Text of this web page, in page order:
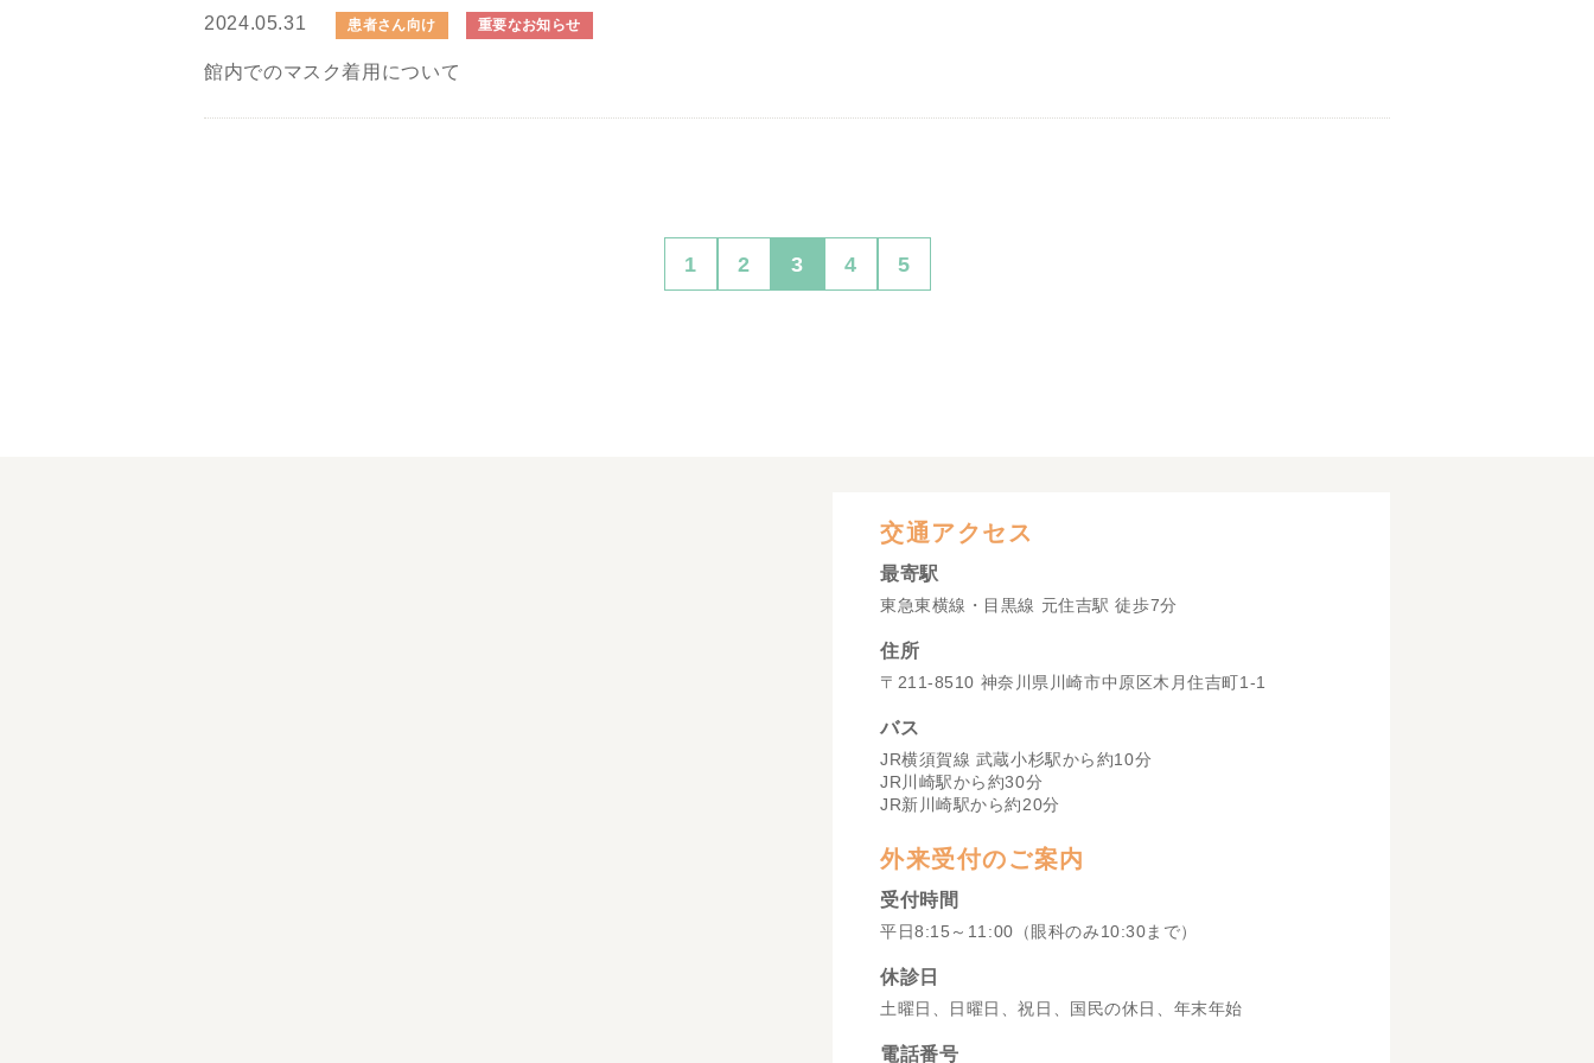
2024.05.31 患者さん向け 重要なお知らせ
館内でのマスク着用について
1 2 3 4 5
交通アクセス
最寄駅
東急東横線・目黒線 元住吉駅 徒歩7分
住所
〒211-8510 神奈川県川崎市中原区木月住吉町1-1
バス
JR横須賀線 武蔵小杉駅から約10分
JR川崎駅から約30分
JR新川崎駅から約20分
外来受付のご案内
受付時間
平日8:15～11:00（眼科のみ10:30まで）
休診日
土曜日、日曜日、祝日、国民の休日、年末年始
電話番号